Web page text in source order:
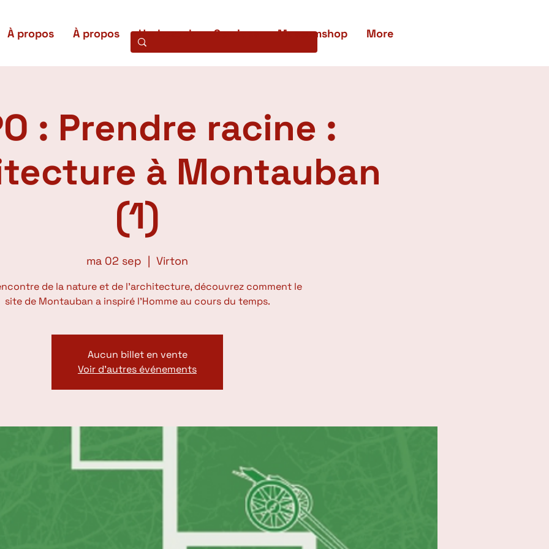
À propos À propos Uw bezoek Services Museumshop More
: Prendre racine :
à Montauban
(1)
ma 02 sep
  |
Virton
de la nature et de l’architecture, découvrez comment le
site de Montauban a inspiré l’Homme au cours du temps.
Aucun billet en vente
Voir d'autres événements